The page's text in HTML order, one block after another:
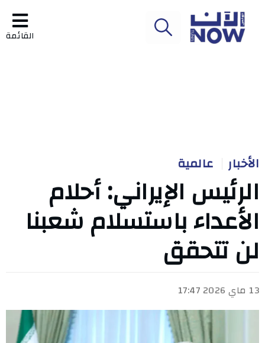
القائمة
الأخبار عالمية
الرئيس الإيراني: أحلام
الأعداء باستسلام شعبنا
لن تتحقق
13 ماي 2026 17:47